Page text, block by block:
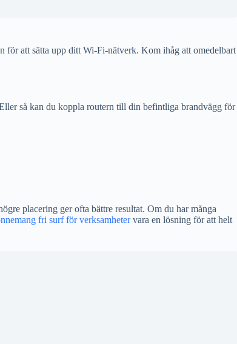
för att sätta upp ditt Wi-Fi-nätverk. Kom ihåg att omedelbart
så kan du koppla routern till din befintliga brandvägg för
placering ger ofta bättre resultat. Om du har många
fri surf för verksamhetervara en lösning för att helt